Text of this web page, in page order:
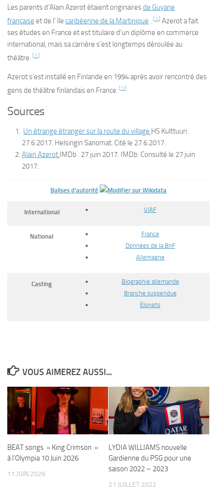
Les parents d’Alain Azerot étaient originairesde Guyane
française et de l’ île caribéenne de la Martinique . [ 1 ] Azerot a fait
ses études en France et est titulaire d’un diplôme en commerce
international, mais sa carrière s’est longtemps déroulée au
théâtre. [ 1 ]
Azerot s’est installé en Finlande en 1994 après avoir rencontré des
gens de théâtre finlandais en France. [ 1 ]
Sources
Un étrange étranger sur la route du village HS Kulttuuri .
27.6.2017. Helsingin Sanomat. Cité le 27.6.2017.
Alain Azerot IMDb . 27 juin 2017. IMDb. Consulté le 27 juin
2017.
Balises d’autorité
International VIAF
National
France
Données de la BnF
Allemagne
Casting
Biographie allemande
Branche suspendue
Élonets
VOUS AIMEREZ AUSSI...
BEAT songs » King Crimson »
à l’Olympia 10 Juin 2026
11 JUIN 2026
LYDIA WILLIAMS nouvelle
Gardienne du PSG pour une
saison 2022 – 2023
21 JUILLET 2022